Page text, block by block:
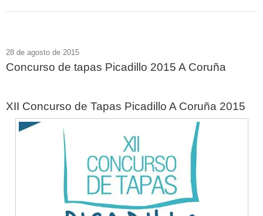
28 de agosto de 2015
Concurso de tapas Picadillo 2015 A Coruña
XII Concurso de Tapas Picadillo A Coruña 2015